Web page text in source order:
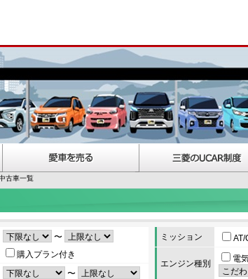
古車一覧
〜
購入プラン付き
〜
ミッション AT/
エンジン種別 電